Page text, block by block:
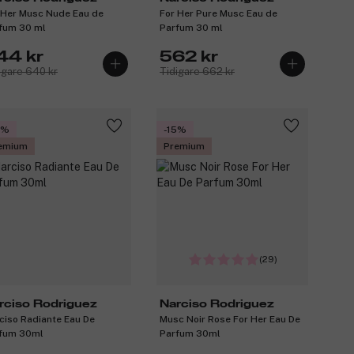
Musc Nude Eau de
30 ml
kr
640 kr
For Her Pure Musc Eau de
Parfum 30 ml
562 kr
Tidigare 662 kr
Rodriguez
Radiante Eau De
30ml
-15%
Premium
(29)
Narciso Rodriguez
Musc Noir Rose For Her Eau De
Parfum 30ml